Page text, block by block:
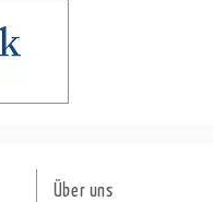
Über uns